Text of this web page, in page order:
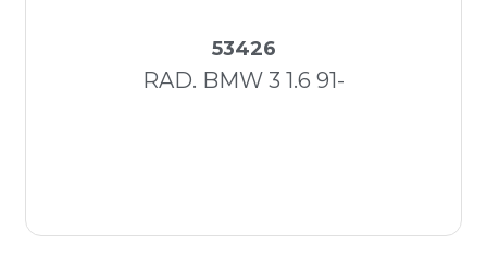
53426
RAD. BMW 3 1.6 91-